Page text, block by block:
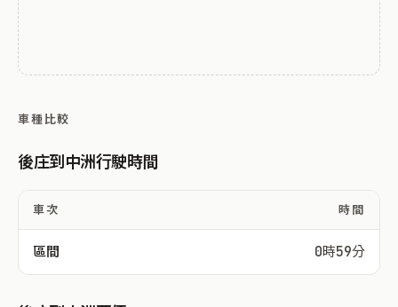
車種比較
後庄到中洲行駛時間
車次 時間
區間 0時59分